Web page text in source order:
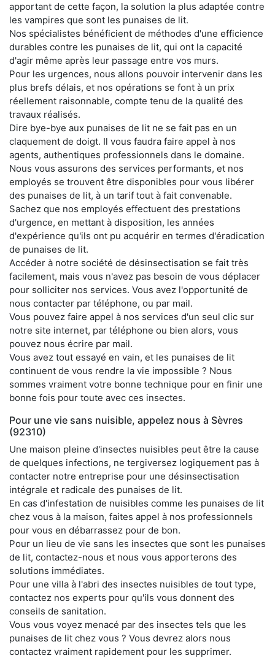
apportant de cette façon, la solution la plus adaptée contre
les vampires que sont les punaises de lit.
Nos spécialistes bénéficient de méthodes d'une efficience
durables contre les punaises de lit, qui ont la capacité
d'agir même après leur passage entre vos murs.
Pour les urgences, nous allons pouvoir intervenir dans les
plus brefs délais, et nos opérations se font à un prix
réellement raisonnable, compte tenu de la qualité des
travaux réalisés.
Dire bye-bye aux punaises de lit ne se fait pas en un
claquement de doigt. Il vous faudra faire appel à nos
agents, authentiques professionnels dans le domaine.
Nous vous assurons des services performants, et nos
employés se trouvent être disponibles pour vous libérer
des punaises de lit, à un tarif tout à fait convenable.
Sachez que nos employés effectuent des prestations
d'urgence, en mettant à disposition, les années
d'expérience qu'ils ont pu acquérir en termes d'éradication
de punaises de lit.
Accéder à notre société de désinsectisation se fait très
facilement, mais vous n'avez pas besoin de vous déplacer
pour solliciter nos services. Vous avez l'opportunité de
nous contacter par téléphone, ou par mail.
Vous pouvez faire appel à nos services d'un seul clic sur
notre site internet, par téléphone ou bien alors, vous
pouvez nous écrire par mail.
Vous avez tout essayé en vain, et les punaises de lit
continuent de vous rendre la vie impossible ? Nous
sommes vraiment votre bonne technique pour en finir une
bonne fois pour toute avec ces insectes.
Pour une vie sans nuisible, appelez nous à Sèvres
(92310)
Une maison pleine d'insectes nuisibles peut être la cause
de quelques infections, ne tergiversez logiquement pas à
contacter notre entreprise pour une désinsectisation
intégrale et radicale des punaises de lit.
En cas d'infestation de nuisibles comme les punaises de lit
chez vous à la maison, faites appel à nos professionnels
pour vous en débarrassez pour de bon.
Pour un lieu de vie sans les insectes que sont les punaises
de lit, contactez-nous et nous vous apporterons des
solutions immédiates.
Pour une villa à l'abri des insectes nuisibles de tout type,
contactez nos experts pour qu'ils vous donnent des
conseils de sanitation.
Vous vous voyez menacé par des insectes tels que les
punaises de lit chez vous ? Vous devrez alors nous
contactez vraiment rapidement pour les supprimer.